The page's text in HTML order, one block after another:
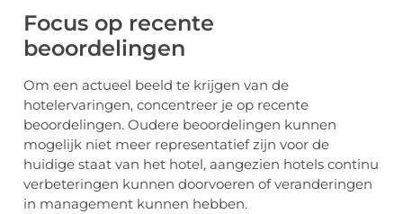
Focus op recente
beoordelingen
Om een actueel beeld te krijgen van de
hotelervaringen, concentreer je op recente
beoordelingen. Oudere beoordelingen kunnen
mogelijk niet meer representatief zijn voor de
huidige staat van het hotel, aangezien hotels continu
verbeteringen kunnen doorvoeren of veranderingen
in management kunnen hebben.